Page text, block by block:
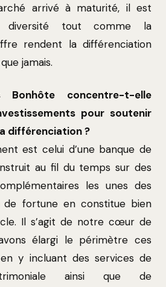
arrivé à maturité, il est
tout comme la
rendent la différenciation
jamais.
concentre-t-elle
pour soutenir
différenciation ?
est celui d’une banque de
au fil du temps sur des
les unes des
de fortune en constitue bien
Il s’agit de notre cœur de
élargi le périmètre ces
y incluant des services de
ainsi que de